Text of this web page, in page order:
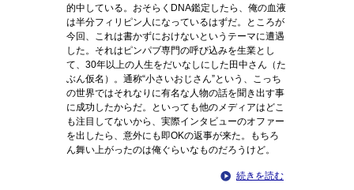
的中している。おそらくDNA鑑定したら、俺の血液
は半分フィリピン人になっているはずだ。ところが
今回、これは書かずにおけないというテーマに遭遇
した。それはピンパブ専門の呼び込みを生業とし
て、30年以上の人生をだいなしにした田中さん（た
ぶん仮名）。通称“小さいおじさん”という、こっち
の世界ではそれなりに有名な人物の話を聞き出す事
に成功したからだ。といっても他のメディアはどこ
も注目してないから、実際インタビューのオファー
を出したら、意外にも即OKの返事が来た。もちろ
ん舞い上がったのは俺ぐらいなものだろうけど。
続きを読む